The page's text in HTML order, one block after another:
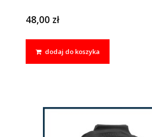
48,00 zł
dodaj do koszyka